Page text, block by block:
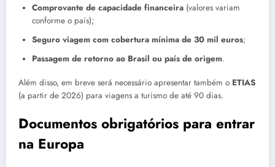
Comprovante de capacidade financeira (valores variam
conforme o país);
Seguro viagem com cobertura mínima de 30 mil euros;
Passagem de retorno ao Brasil ou país de origem.
Além disso, em breve será necessário apresentar também o ETIAS
(a partir de 2026) para viagens a turismo de até 90 dias.
Documentos obrigatórios para entrar
na Europa